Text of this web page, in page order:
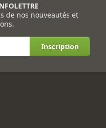
de nos nouveautés et
Inscription